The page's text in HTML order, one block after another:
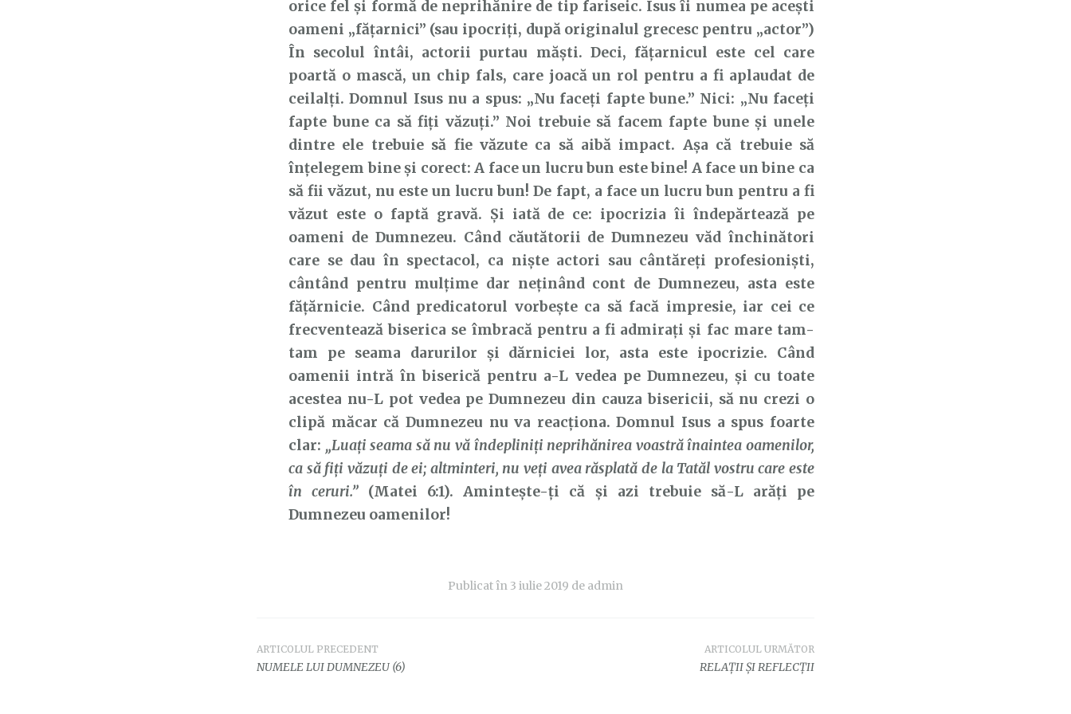
orice fel și formă de neprihănire de tip fariseic. Isus îi numea pe acești
oameni „fățarnici” (sau ipocriți, după originalul grecesc pentru „actor”)
În secolul întâi, actorii purtau măști. Deci, fățarnicul este cel care
poartă o mască, un chip fals, care joacă un rol pentru a fi aplaudat de
ceilalți. Domnul Isus nu a spus: „Nu faceți fapte bune.” Nici: „Nu faceți
fapte bune ca să fiți văzuți.” Noi trebuie să facem fapte bune și unele
dintre ele trebuie să fie văzute ca să aibă impact. Așa că trebuie să
înțelegem bine și corect: A face un lucru bun este bine! A face un bine ca
să fii văzut, nu este un lucru bun! De fapt, a face un lucru bun pentru a fi
văzut este o faptă gravă. Și iată de ce: ipocrizia îi îndepărtează pe
oameni de Dumnezeu. Când căutătorii de Dumnezeu văd închinători
care se dau în spectacol, ca niște actori sau cântăreți profesioniști,
cântând pentru mulțime dar neținând cont de Dumnezeu, asta este
fățărnicie. Când predicatorul vorbește ca să facă impresie, iar cei ce
frecventează biserica se îmbracă pentru a fi admirați și fac mare tam-
tam pe seama darurilor și dărniciei lor, asta este ipocrizie. Când
oamenii intră în biserică pentru a-L vedea pe Dumnezeu, și cu toate
acestea nu-L pot vedea pe Dumnezeu din cauza bisericii, să nu crezi o
clipă măcar că Dumnezeu nu va reacționa. Domnul Isus a spus foarte
clar: „Luați seama să nu vă îndepliniți neprihănirea voastră înaintea oamenilor,
ca să fiți văzuți de ei; altminteri, nu veți avea răsplată de la Tatăl vostru care este
în ceruri.” (Matei 6:1). Amintește-ți că și azi trebuie să-L arăți pe
Dumnezeu oamenilor!
Publicat în 3 iulie 2019 de admin
Navigare
ARTICOLUL PRECEDENT
NUMELE LUI DUMNEZEU (6)
ARTICOLUL URMĂTOR
RELAȚII ȘI REFLECȚII